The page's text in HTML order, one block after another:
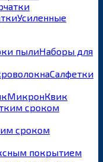
Усиленные
Наборы для
Салфетки
МикронКвик
сроком